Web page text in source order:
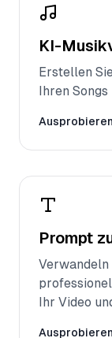
KI-
Erstellen
Ihren
Ausprobieren
Prompt
Verwandeln
Ihr Video
Ausprobieren